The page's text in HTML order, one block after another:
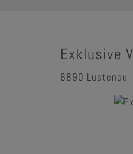
Exklusive
6890 Lustenau